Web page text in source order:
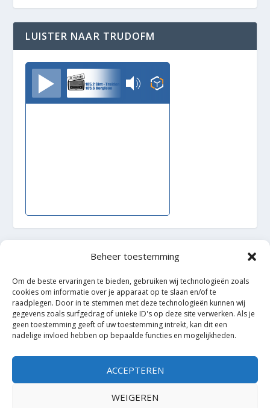
Beheer toestemming
Om de beste ervaringen te bieden, gebruiken wij technologieën zoals
cookies om informatie over je apparaat op te slaan en/of te
raadplegen. Door in te stemmen met deze technologieën kunnen wij
gegevens zoals surfgedrag of unieke ID's op deze site verwerken. Als je
geen toestemming geeft of uw toestemming intrekt, kan dit een
nadelige invloed hebben op bepaalde functies en mogelijkheden.
ACCEPTEREN
WEIGEREN
LUISTER NAAR TRUDOFM
TrudoFM
WordPress